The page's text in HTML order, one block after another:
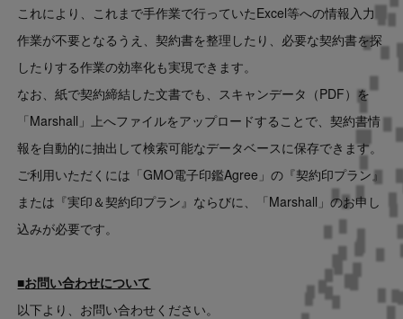
これにより、これまで手作業で行っていたExcel等への情報入力
作業が不要となるうえ、契約書を整理したり、必要な契約書を探
したりする作業の効率化も実現できます。
なお、紙で契約締結した文書でも、スキャンデータ（PDF）を
「Marshall」上へファイルをアップロードすることで、契約書情
報を自動的に抽出して検索可能なデータベースに保存できます。
ご利用いただくには「GMO電子印鑑Agree」の『契約印プラン』
または『実印＆契約印プラン』ならびに、「Marshall」のお申し
込みが必要です。
■お問い合わせについて
以下より、お問い合わせください。